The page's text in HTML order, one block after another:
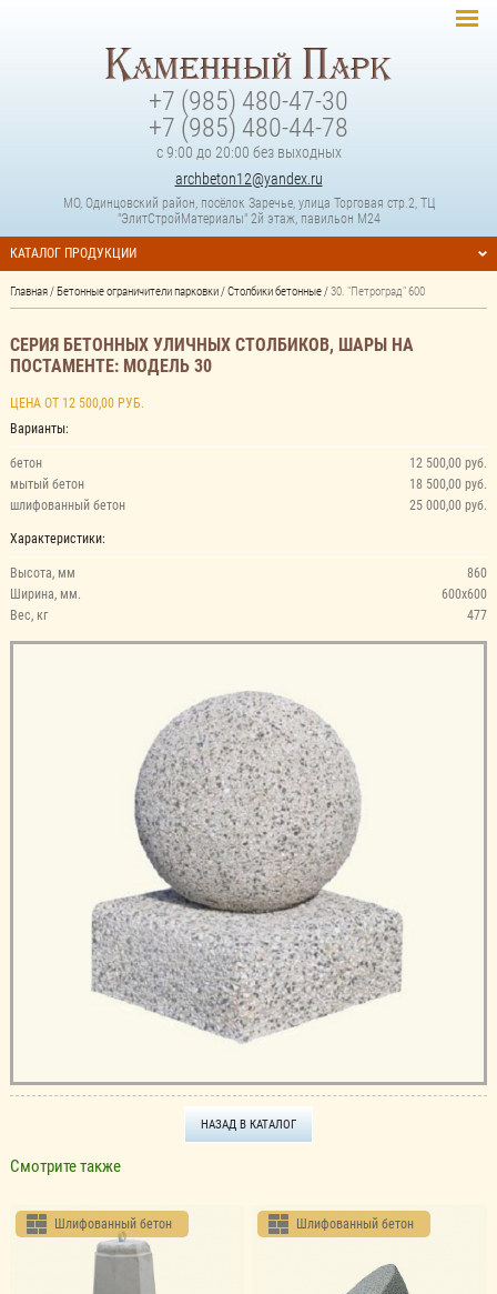
+7 (985) 480-47-30
+7 (985) 480-44-78
с 9:00 до 20:00 без выходных
archbeton12@yandex.ru
МО, Одинцовский район, посёлок Заречье, улица Торговая стр.2, ТЦ
"ЭлитСтройМатериалы" 2й этаж, павильон М24
КАТАЛОГ ПРОДУКЦИИ
Главная /Бетонные ограничители парковки /Столбики бетонные /30. "Петроград" 600
СЕРИЯ БЕТОННЫХ УЛИЧНЫХ СТОЛБИКОВ, ШАРЫ НА
ПОСТАМЕНТЕ: МОДЕЛЬ 30
ЦЕНА ОТ 12 500,00 РУБ.
Варианты:
12 500,00 руб.
бетон
18 500,00 руб.
мытый бетон
25 000,00 руб.
шлифованный бетон
Характеристики:
860
Высота, мм
600х600
Ширина, мм.
477
Вес, кг
НАЗАД В КАТАЛОГ
Смотрите также
Шлифованный бетон Шлифованный бетон